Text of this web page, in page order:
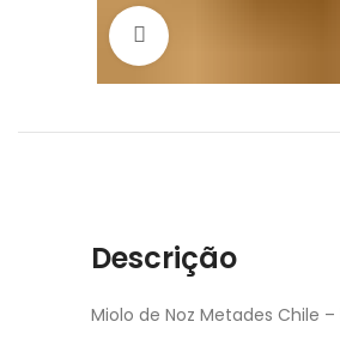
Descrição
Miolo de Noz Metades Chile